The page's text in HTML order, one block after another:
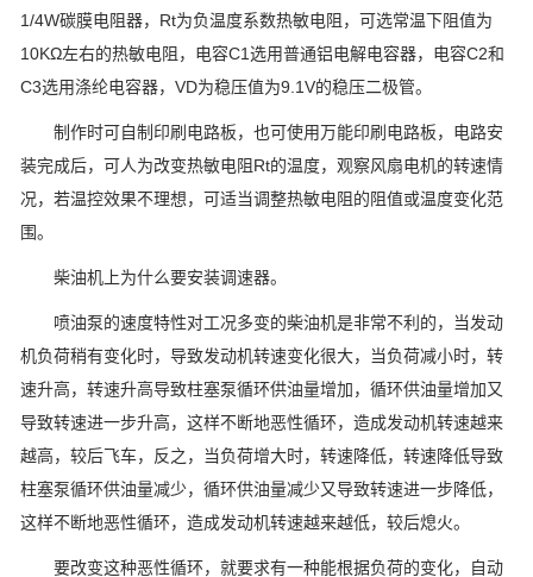
1/4W碳膜电阻器，Rt为负温度系数热敏电阻，可选常温下阻值为
10KΩ左右的热敏电阻，电容C1选用普通铝电解电容器，电容C2和
C3选用涤纶电容器，VD为稳压值为9.1V的稳压二极管。
制作时可自制印刷电路板，也可使用万能印刷电路板，电路安
装完成后，可人为改变热敏电阻Rt的温度，观察风扇电机的转速情
况，若温控效果不理想，可适当调整热敏电阻的阻值或温度变化范
围。
柴油机上为什么要安装调速器。
喷油泵的速度特性对工况多变的柴油机是非常不利的，当发动
机负荷稍有变化时，导致发动机转速变化很大，当负荷减小时，转
速升高，转速升高导致柱塞泵循环供油量增加，循环供油量增加又
导致转速进一步升高，这样不断地恶性循环，造成发动机转速越来
越高，较后飞车，反之，当负荷增大时，转速降低，转速降低导致
柱塞泵循环供油量减少，循环供油量减少又导致转速进一步降低，
这样不断地恶性循环，造成发动机转速越来越低，较后熄火。
要改变这种恶性循环，就要求有一种能根据负荷的变化，自动